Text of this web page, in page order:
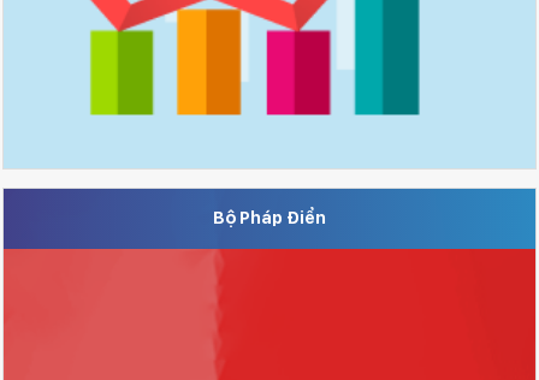
Bộ Pháp Điển